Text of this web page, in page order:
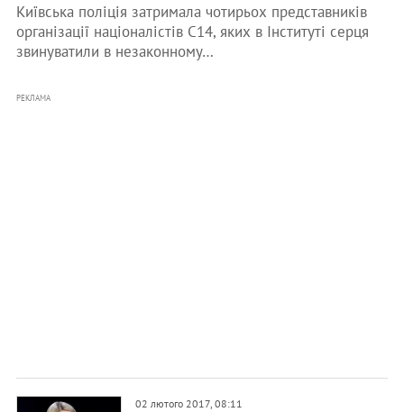
Київська поліція затримала чотирьох представників
організації націоналістів С14, яких в Інституті серця
звинуватили в незаконному…
РЕКЛАМА
02 лютого 2017, 08:11